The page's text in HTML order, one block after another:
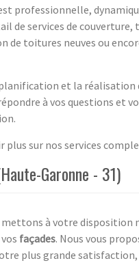
professionnelle,
de services de
de toitures neuves ou
et la réalisation
à vos questions et
sur nos services
Garonne - 31)
à votre disposition
façades. Nous vous
plus grande satisfaction,